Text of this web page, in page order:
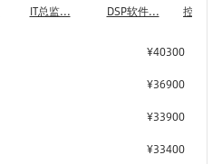
IT总监... DSP软件... 控制算
¥40300
¥36900
¥33900
¥33400